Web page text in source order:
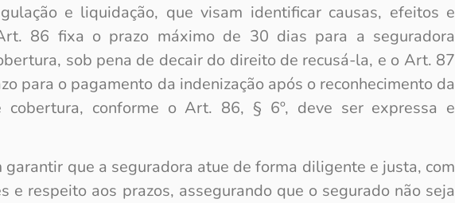
e liquidação, que visam identificar causas, efeitos e
86 fixa o prazo máximo de 30 dias para a seguradora
sob pena de decair do direito de recusá-la, e o Art. 87
para o pagamento da indenização após o reconhecimento da
cobertura, conforme o Art. 86, § 6º, deve ser expressa e
garantir que a seguradora atue de forma diligente e justa, com
e respeito aos prazos, assegurando que o segurado não seja